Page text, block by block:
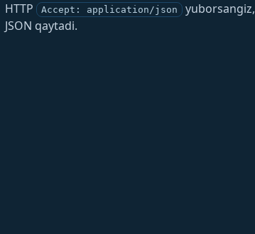
HTTP
Accept: application/json yuborsangiz,
JSON qaytadi.